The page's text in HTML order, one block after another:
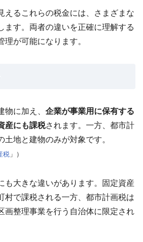
えるこれらの税金には、さまざまな
ます。両者の違いを正確に理解する
理が可能になります。
物に加え、 企業が事業用に保有する
産にも課税されます。一方、都市計
地と建物のみが対象です。
税 」）
も大きな違いがあります。固定資産
村で課税される一方、都市計画税は
画整理事業を行う自治体に限定され